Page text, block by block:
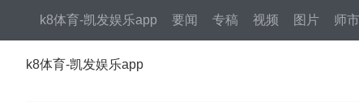
k8体育-凯发娱乐app 要闻 专稿 视频 图片 师市
k8体育-凯发娱乐app